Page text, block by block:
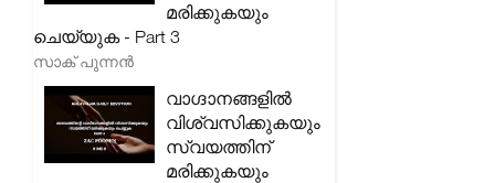
മരിക്കുകയും
ചെയ്യുക - Part 3
സാക് പുന്നൻ
വാഗ്ദാനങ്ങളിൽ
വിശ്വസിക്കുകയും
സ്വയത്തിന്
മരിക്കുകയും